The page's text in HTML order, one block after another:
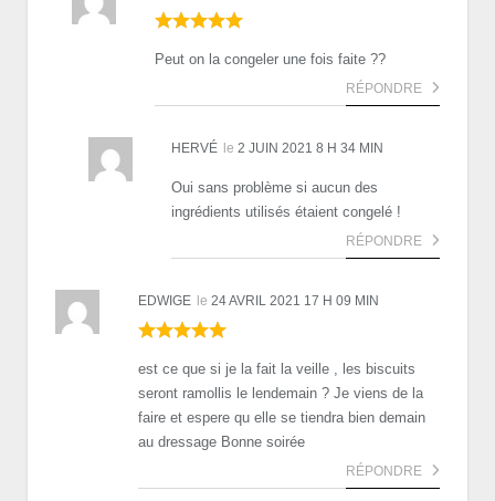
Peut on la congeler une fois faite ??
RÉPONDRE
HERVÉ le 2 JUIN 2021 8 H 34 MIN
Oui sans problème si aucun des
ingrédients utilisés étaient congelé !
RÉPONDRE
EDWIGE le 24 AVRIL 2021 17 H 09 MIN
est ce que si je la fait la veille , les biscuits
seront ramollis le lendemain ? Je viens de la
faire et espere qu elle se tiendra bien demain
au dressage Bonne soirée
RÉPONDRE